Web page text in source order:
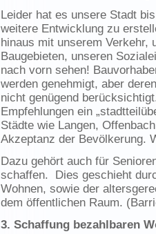
Leider hat es unsere Stadt
weitere Entwicklung zu
hinaus mit unserem Verkehr,
Baugebieten, unseren
nach vorn sehen!
werden genehmigt, aber
nicht genügend
Empfehlungen ein
Städte wie Langen,
Akzeptanz der Bevölkerung.
Dazu gehört auch für
schaffen. Dies geschieht
Wohnen, sowie der
dem öffentlichen Raum.
3. Schaffung bezahlbaren